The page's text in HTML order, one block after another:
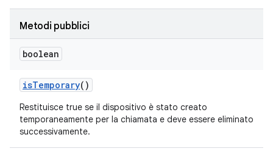
Metodi pubblici
boolean
isTemporary()
Restituisce true se il dispositivo è stato creato
temporaneamente per la chiamata e deve essere eliminato
successivamente.